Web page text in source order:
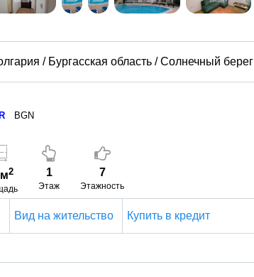
/ Бургасская область / Солнечный берег
BGN
2 1
Этаж
7
Этажность
Вид на жительство Купить в кредит